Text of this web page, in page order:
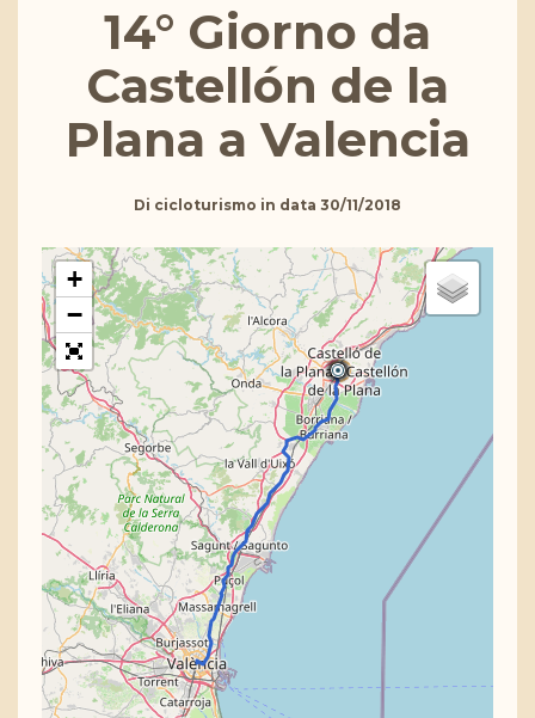
14° Giorno da
Castellón de la
Plana a Valencia
Di cicloturismo in data 30/11/2018
+
−